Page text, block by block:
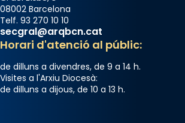
08002 Barcelona
Telf. 93 270 10 10
secgral@arqbcn.cat
Horari d'atenció al públic:
de dilluns a divendres, de 9 a 14 h.
Visites a l'Arxiu Diocesà:
de dilluns a dijous, de 10 a 13 h.